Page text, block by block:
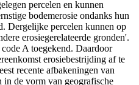
percelen en kunnen
bodemerosie ondanks hun
Dergelijke percelen kunnen op
erosiegerelateerde gronden'.
A toegekend. Daardoor
erosiebestrijding af te
recente afbakeningen van
in de vorm van geografische